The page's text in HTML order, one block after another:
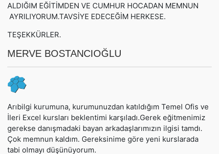
ALDIĞIM EĞİTİMDEN VE CUMHUR HOCADAN MEMNUN
AYRILIYORUM.TAVSİYE EDECEĞİM HERKESE.
TEŞEKKÜRLER.
MERVE BOSTANCIOĞLU
Arıbilgi kurumuna, kurumunuzdan katıldığım Temel Ofis ve
İleri Excel kursları beklentimi karşıladı.Gerek eğitmenimiz
gerekse danışmadaki bayan arkadaşlarımızın ilgisi tamdı.
Çok memnun kaldım. Gereksinime göre yeni kurslarada
tabi olmayı düşünüyorum.